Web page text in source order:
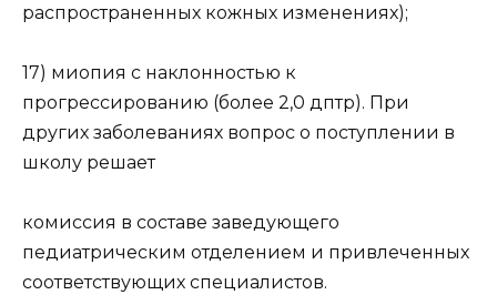
распространенных кожных изменениях);
17) миопия с наклонностью к
прогрессированию (более 2,0 дптр). При
других заболеваниях вопрос о поступлении в
школу решает
комиссия в составе заведующего
педиатрическим отделением и привлеченных
соответствующих специалистов.